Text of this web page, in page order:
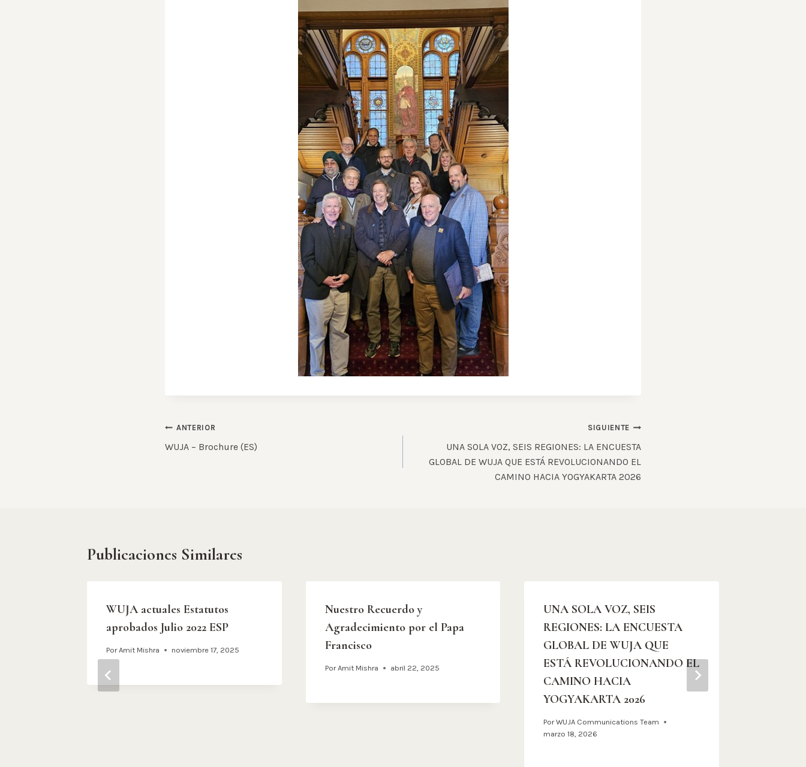
Navegación
de
ANTERIOR
WUJA – Brochure (ES)
SIGUIENTE
UNA SOLA VOZ, SEIS REGIONES: LA ENCUESTA
GLOBAL DE WUJA QUE ESTÁ REVOLUCIONANDO EL
CAMINO HACIA YOGYAKARTA 2026
Publicaciones Similares
WUJA actuales Estatutos
aprobados Julio 2022 ESP
Por Amit Mishra noviembre 17, 2025
Nuestro Recuerdo y
Agradecimiento por el Papa
Francisco
Por Amit Mishra abril 22, 2025
UNA SOLA VOZ, SEIS
REGIONES: LA ENCUESTA
GLOBAL DE WUJA QUE
ESTÁ REVOLUCIONANDO EL
CAMINO HACIA
YOGYAKARTA 2026
Por WUJA Communications Team
marzo 18, 2026